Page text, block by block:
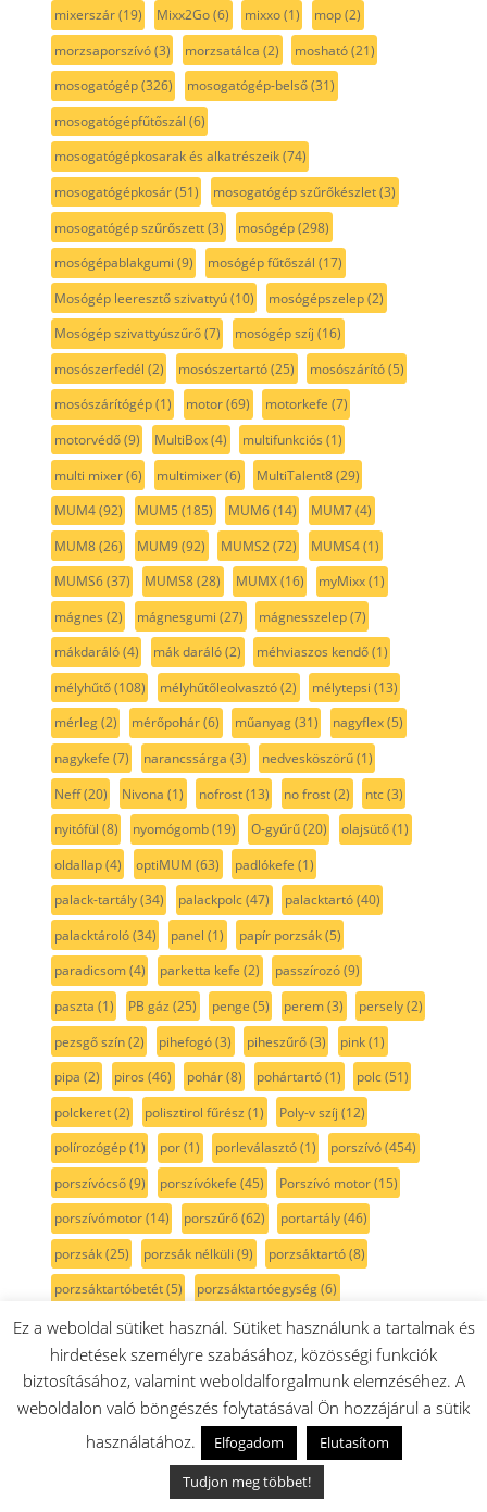
mixerszár(19) Mixx2Go(6) mixxo(1) mop(2)
morzsaporszívó(3) morzsatálca (2) mosható(21)
mosogatógép(326) mosogatógép-belső(31)
mosogatógépfűtőszál (6)
mosogatógépkosarak és alkatrészeik(74)
mosogatógépkosár(51) mosogatógép szűrőkészlet(3)
mosogatógép szűrőszett(3) mosógép(298)
mosógépablakgumi (9) mosógép fűtőszál (17)
Mosógép leeresztő szivattyú(10) mosógépszelep(2)
Mosógép szivattyúszűrő(7) mosógép szíj (16)
mosószerfedél (2) mosószertartó(25) mosószárító(5)
mosószárítógép(1) motor(69) motorkefe (7)
motorvédő(9) MultiBox(4) multifunkciós (1)
multi mixer(6) multimixer(6) MultiTalent8(29)
MUM4(92) MUM5 (185) MUM6(14) MUM7(4)
MUM8(26) MUM9(92) MUMS2(72) MUMS4(1)
MUMS6(37) MUMS8(28) MUMX(16) myMixx(1)
mágnes (2) mágnesgumi (27) mágnesszelep(7)
mákdaráló(4) mák daráló(2) méhviaszos kendő(1)
mélyhűtő(108) mélyhűtőleolvasztó(2) mélytepsi (13)
mérleg(2) mérőpohár(6) műanyag(31) nagyflex(5)
nagykefe (7) narancssárga (3) nedvesköszörű(1)
Neff(20) Nivona (1) nofrost(13) no frost(2) ntc(3)
nyitófül (8) nyomógomb(19) O-gyűrű(20) olajsütő(1)
oldallap(4) optiMUM (63) padlókefe (1)
palack-tartály(34) palackpolc(47) palacktartó(40)
palacktároló(34) panel (1) papír porzsák(5)
paradicsom(4) parketta kefe (2) passzírozó(9)
paszta (1) PB gáz (25) penge (5) perem(3) persely(2)
pezsgő szín(2) pihefogó(3) piheszűrő(3) pink(1)
pipa (2) piros (46) pohár(8) pohártartó(1) polc(51)
polckeret(2) polisztirol fűrész (1) Poly-v szíj (12)
polírozógép(1) por(1) porleválasztó(1) porszívó(454)
porszívócső(9) porszívókefe (45) Porszívó motor(15)
porszívómotor(14) porszűrő(62) portartály(46)
porzsák(25) porzsák nélküli (9) porzsáktartó(8)
porzsáktartóbetét(5) porzsáktartóegység(6)
porzsáktartóidom(5) porzsáktartókeret(8)
porzsáktartóvilla(5) PowerBrush(3) power edition(1)
(6) prizma
profimixx / MUM44/45/46/47/48(156)
profimixx / MUM44/45/46/47/48 keverő(1) propeller(3)
(14) PTC(1) pumpa(21)
Ez a weboldal sütiket használ. Sütiket használunk a tartalmak és
hirdetések személyre szabásához, közösségi funkciók
biztosításához, valamint weboldalforgalmunk elemzéséhez. A
weboldalon való böngészés folytatásával Ön hozzájárul a sütik
használatához.
Elfogadom
Elutasítom
Tudjon meg többet!